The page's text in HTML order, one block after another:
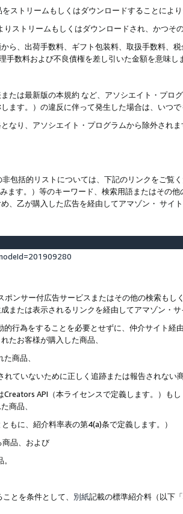
ストリームもしくはダウンロードすることにより
ストリームもしくはダウンロードされ、かつそ
ら、出荷手数料、ギフト包装料、取扱手数料、
数料および不良債権を差し引いた金額を意味し
たは最新版の本規約 など、アソシエイト・プロ
します。）の違反に伴って発生した場合は、いつで
なり、アソシエイト・プログラムから除外されま
包括的リストについては、下記のリンクをご覧
す。）等のキーワード、検索用語またはその
、乙が購入した広告を経由してアマゾン・ サイ
ンサー付広告サービスまたはその他の検索もし
または表示されるリンクを経由してアマゾン・
行為をすることを必要とせずに、仲介サイト経
たお客様が購入した商品、
商品、
ていないために正しく追跡または報告されない商
API（本ライセンスで定義します。）も
商品、
もに、紹介料率表の第4(a)条で定義します。）
品、および
とを条件として、 別紙記載の標準紹介料（以下「